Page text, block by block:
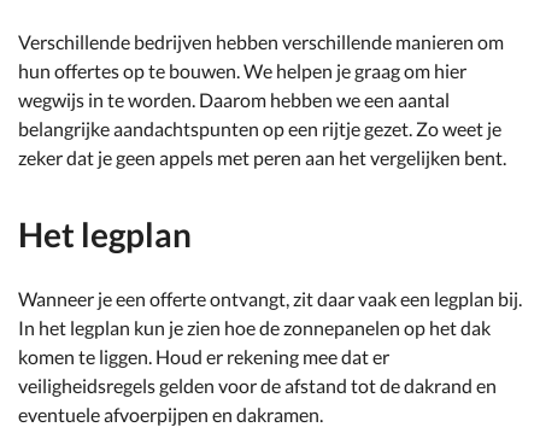
Verschillende bedrijven hebben verschillende manieren om
hun offertes op te bouwen. We helpen je graag om hier
wegwijs in te worden. Daarom hebben we een aantal
belangrijke aandachtspunten op een rijtje gezet. Zo weet je
zeker dat je geen appels met peren aan het vergelijken bent.
Het legplan
Wanneer je een offerte ontvangt, zit daar vaak een legplan bij.
In het legplan kun je zien hoe de zonnepanelen op het dak
komen te liggen. Houd er rekening mee dat er
veiligheidsregels gelden voor de afstand tot de dakrand en
eventuele afvoerpijpen en dakramen.